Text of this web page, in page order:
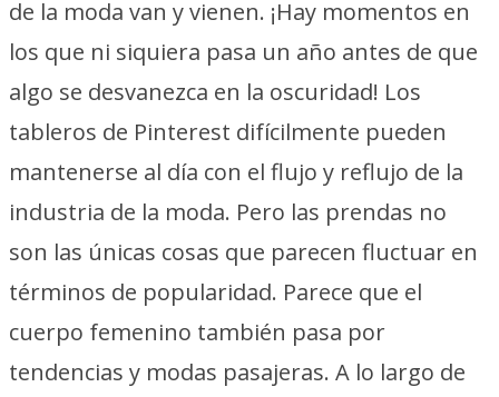
de la moda van y vienen. ¡Hay momentos en
los que ni siquiera pasa un año antes de que
algo se desvanezca en la oscuridad! Los
tableros de Pinterest difícilmente pueden
mantenerse al día con el flujo y reflujo de la
industria de la moda. Pero las prendas no
son las únicas cosas que parecen fluctuar en
términos de popularidad. Parece que el
cuerpo femenino también pasa por
tendencias y modas pasajeras. A lo largo de